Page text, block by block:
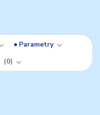
Parametry
0